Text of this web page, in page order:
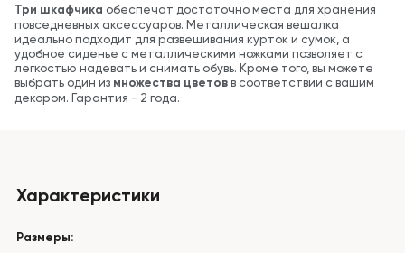
Три шкафчика обеспечат достаточно места для хранения
повседневных аксессуаров. Металлическая вешалка
идеально подходит для развешивания курток и сумок, а
удобное сиденье с металлическими ножками позволяет с
легкостью надевать и снимать обувь. Кроме того, вы можете
выбрать один из множества цветовв соответствии с вашим
декором. Гарантия - 2 года.
Характеристики
Размеры: